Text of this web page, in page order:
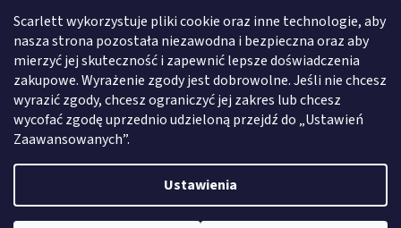
Scarlett wykorzystuje pliki cookie oraz inne technologie, aby
nasza strona pozostała niezawodna i bezpieczna oraz aby
mierzyć jej skuteczność i zapewnić lepsze doświadczenia
zakupowe. Wyrażenie zgody jest dobrowolne. Jeśli nie chcesz
wyrazić zgody, chcesz ograniczyć jej zakres lub chcesz
wycofać zgodę uprzednio udzieloną przejdź do „Ustawień
Zaawansowanych”.
Ustawienia
E-mail
ZALOGUJ SIĘ